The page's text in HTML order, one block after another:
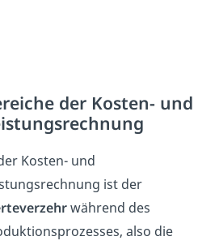
der Kosten- und
Kosten- und
ist der
während des
also die